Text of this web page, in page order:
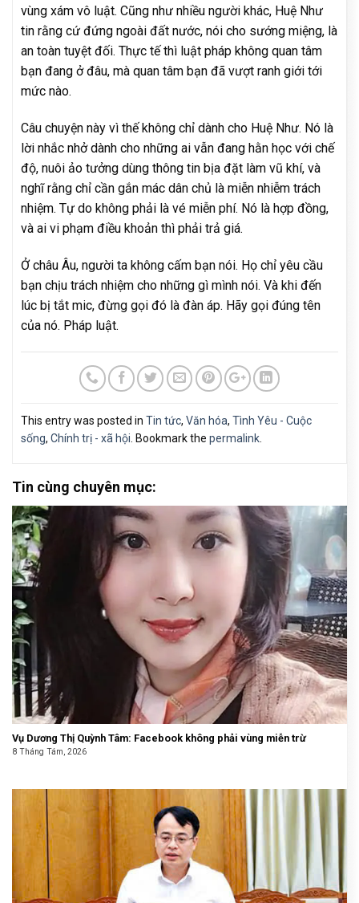
vùng xám vô luật. Cũng như nhiều người khác, Huệ Như
tin rằng cứ đứng ngoài đất nước, nói cho sướng miệng, là
an toàn tuyệt đối. Thực tế thì luật pháp không quan tâm
bạn đang ở đâu, mà quan tâm bạn đã vượt ranh giới tới
mức nào.
Câu chuyện này vì thế không chỉ dành cho Huệ Như. Nó là
lời nhắc nhở dành cho những ai vẫn đang hằn học với chế
độ, nuôi ảo tưởng dùng thông tin bịa đặt làm vũ khí, và
nghĩ rằng chỉ cần gắn mác dân chủ là miễn nhiễm trách
nhiệm. Tự do không phải là vé miễn phí. Nó là hợp đồng,
và ai vi phạm điều khoản thì phải trả giá.
Ở châu Âu, người ta không cấm bạn nói. Họ chỉ yêu cầu
bạn chịu trách nhiệm cho những gì mình nói. Và khi đến
lúc bị tắt mic, đừng gọi đó là đàn áp. Hãy gọi đúng tên
của nó. Pháp luật.
This entry was posted in Tin tức, Văn hóa, Tình Yêu - Cuộc
sống, Chính trị - xã hội . Bookmark the permalink
Tin cùng chuyên mục:
Vụ Dương Thị Quỳnh Tâm: Facebook không phải vùng miễn trừ
8 Tháng Tám, 2026